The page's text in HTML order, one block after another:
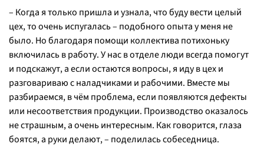
– Когда я только пришла и узнала, что буду вести целый
цех, то очень испугалась – подобного опыта у меня не
было. Но благодаря помощи коллектива потихоньку
включилась в работу. У нас в отделе люди всегда помогут
и подскажут, а если остаются вопросы, я иду в цех и
разговариваю с наладчиками и рабочими. Вместе мы
разбираемся, в чём проблема, если появляются дефекты
или несоответствия продукции. Производство оказалось
не страшным, а очень интересным. Как говорится, глаза
боятся, а руки делают, – поделилась собеседница.